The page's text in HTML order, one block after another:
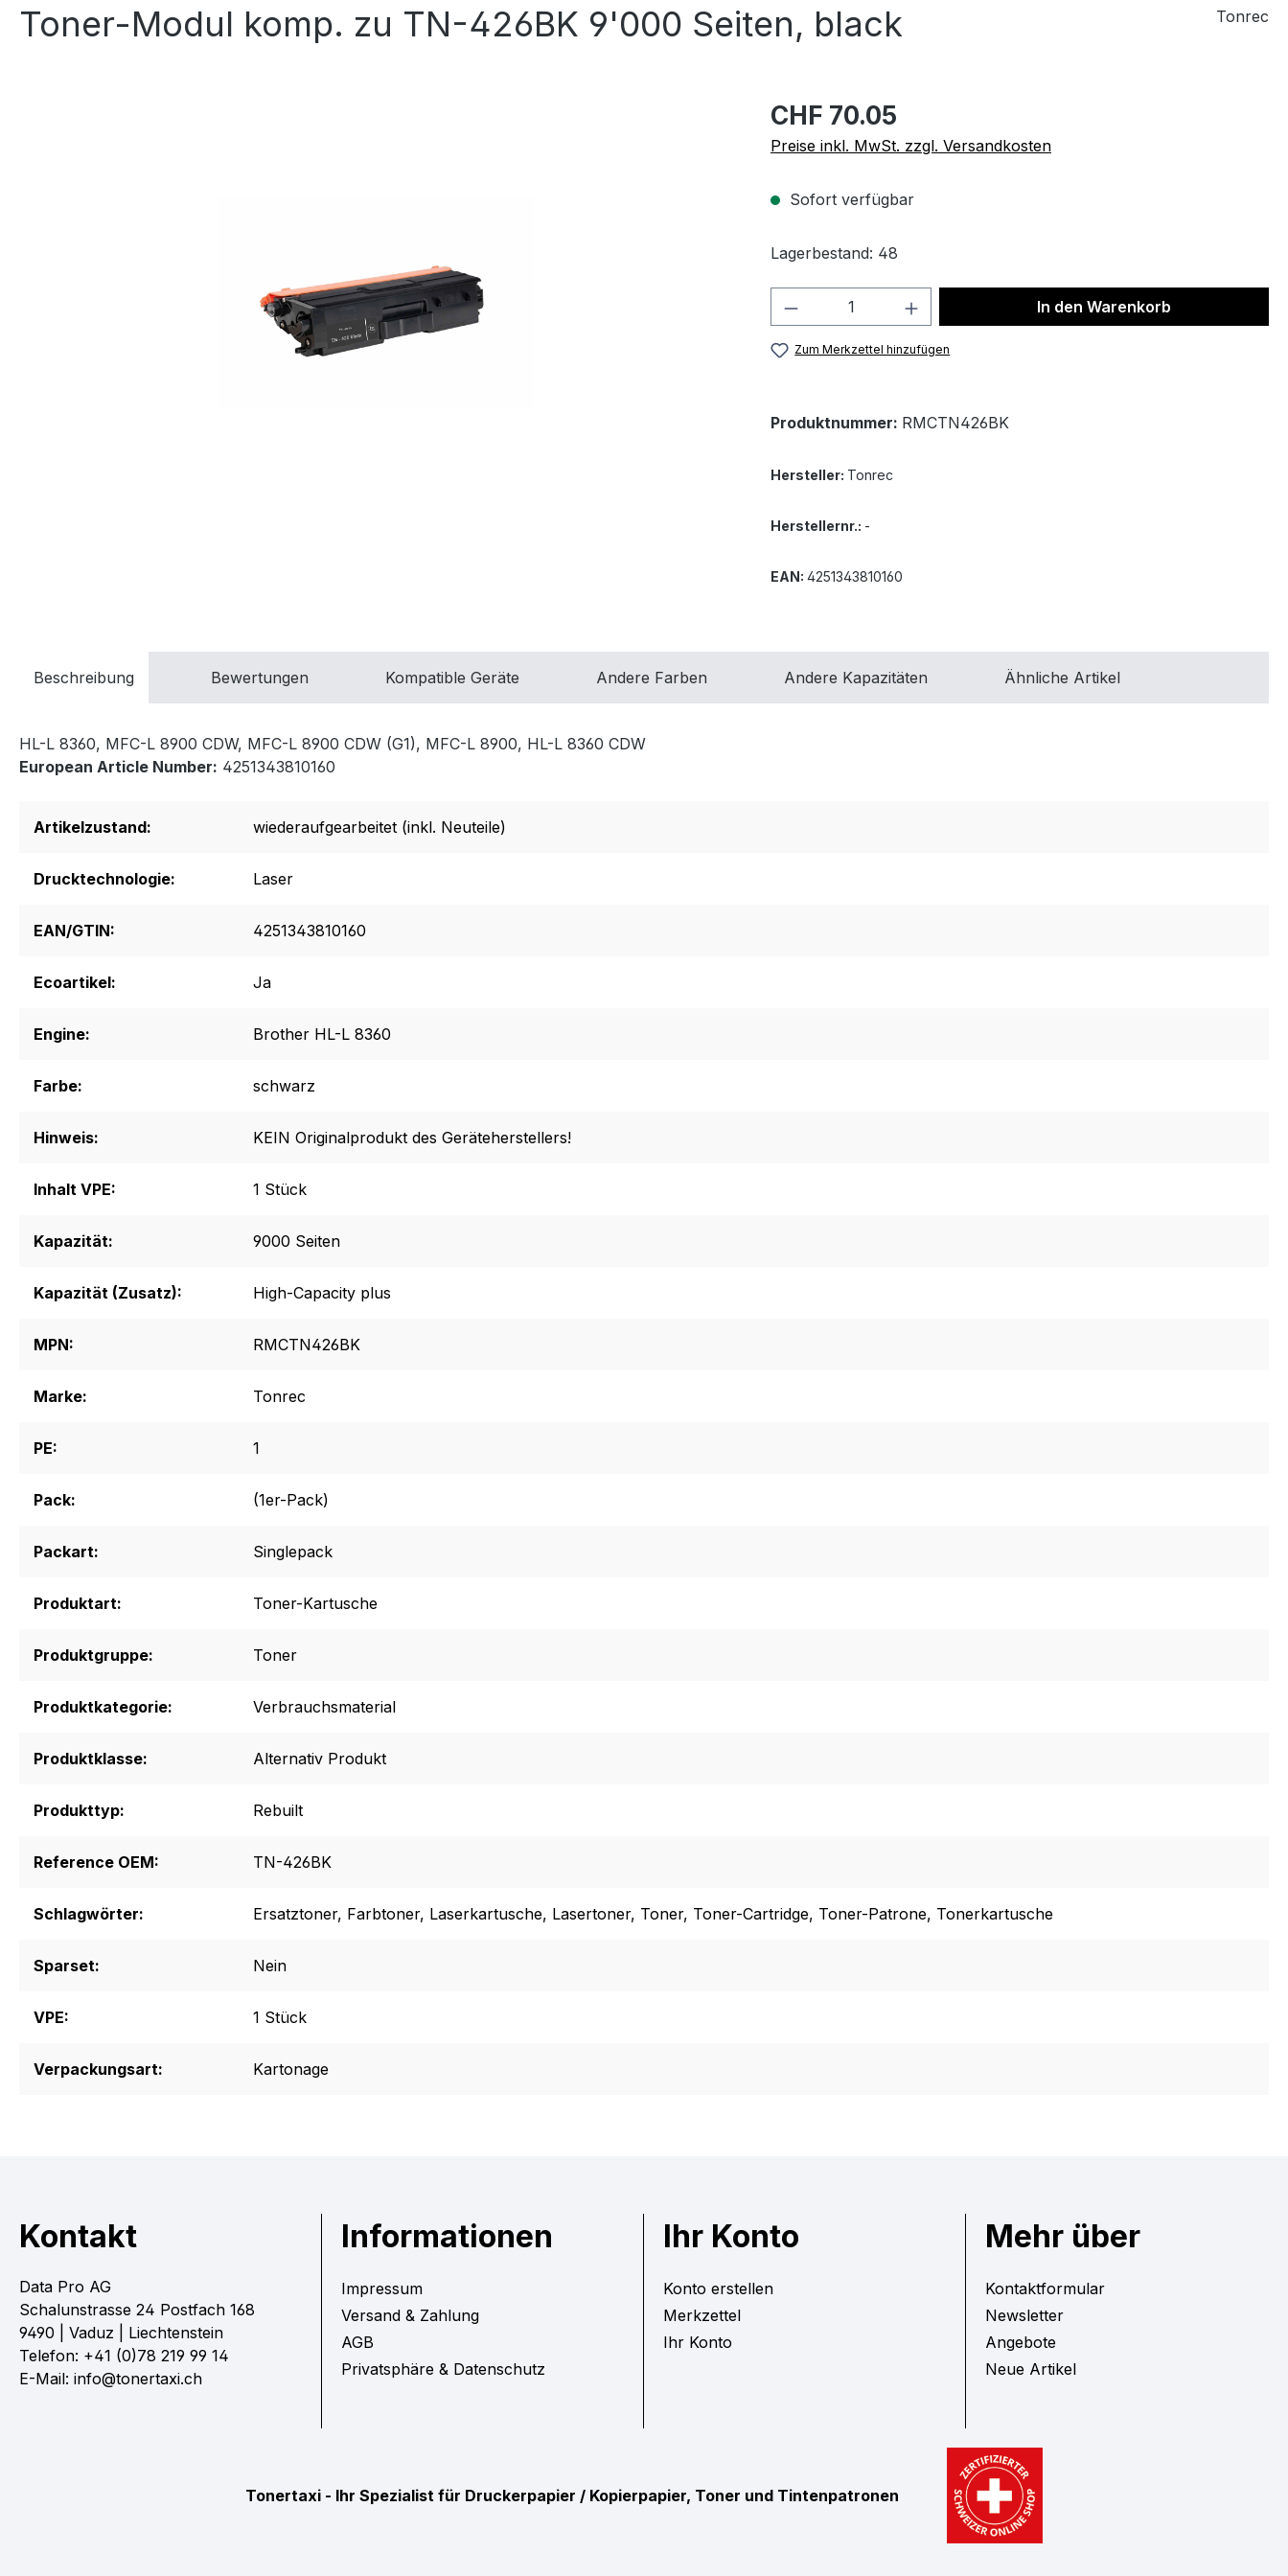
Toner-Modul komp. zu TN-426BK 9'000 Seiten, black Tonrec
CHF 70.05
Preise inkl. MwSt. zzgl. Versandkosten
Sofort verfügbar
Lagerbestand: 48
Produkt Anzahl: Gib den gewünschten Wert
In den Warenkorb
Zum Merkzettel hinzufügen
Produktnummer: RMCTN426BK
Hersteller: Tonrec
Herstellernr.: -
EAN: 4251343810160
Beschreibung Bewertungen Kompatible Geräte Andere Farben Andere Kapazitäten Ähnliche Artikel
HL-L 8360, MFC-L 8900 CDW, MFC-L 8900 CDW (G1), MFC-L 8900, HL-L 8360 CDW
European Article Number: 4251343810160
Artikelzustand: wiederaufgearbeitet (inkl. Neuteile)
Drucktechnologie: Laser
EAN/GTIN: 4251343810160
Ecoartikel: Ja
Engine: Brother HL-L 8360
Farbe: schwarz
Hinweis: KEIN Originalprodukt des Geräteherstellers!
Inhalt VPE: 1 Stück
Kapazität: 9000 Seiten
Kapazität (Zusatz): High-Capacity plus
MPN: RMCTN426BK
Marke: Tonrec
PE: 1
Pack: (1er-Pack)
Packart: Singlepack
Produktart: Toner-Kartusche
Produktgruppe: Toner
Produktkategorie: Verbrauchsmaterial
Produktklasse: Alternativ Produkt
Produkttyp: Rebuilt
Reference OEM: TN-426BK
Schlagwörter: Ersatztoner, Farbtoner, Laserkartusche, Lasertoner, Toner, Toner-Cartridge, Toner-Patrone, Tonerkartusche
Sparset: Nein
VPE: 1 Stück
Verpackungsart: Kartonage
Kontakt
Data Pro AG
Schalunstrasse 24 Postfach 168
9490 | Vaduz | Liechtenstein
Telefon: +41 (0)78 219 99 14
E-Mail: info@tonertaxi.ch
Informationen
Impressum
Versand & Zahlung
AGB
Privatsphäre & Datenschutz
Ihr Konto
Konto erstellen
Merkzettel
Ihr Konto
Mehr über
Kontaktformular
Newsletter
Angebote
Neue Artikel
Tonertaxi - Ihr Spezialist für Druckerpapier / Kopierpapier, Toner und Tintenpatronen